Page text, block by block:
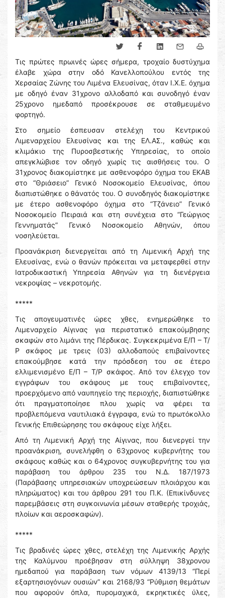
Τις πρώτες πρωινές ώρες σήμερα, τροχαίο δυστύχημα
έλαβε χώρα στην οδό Κανελλοπούλου εντός της
Χερσαίας Ζώνης του Λιμένα Ελευσίνας, όταν Ι.Χ.Ε. όχημα
με οδηγό έναν 31χρονο αλλοδαπό και συνοδηγό έναν
25χρονο ημεδαπό προσέκρουσε σε σταθμευμένο
φορτηγό.
Στο σημείο έσπευσαν στελέχη του Κεντρικού
Λιμεναρχείου Ελευσίνας και της ΕΛ.ΑΣ., καθώς και
κλιμάκιο της Πυροσβεστικής Υπηρεσίας, το οποίο
απεγκλώβισε τον οδηγό χωρίς τις αισθήσεις του. Ο
31χρονος διακομίστηκε με ασθενοφόρο όχημα του ΕΚΑΒ
στο “Θριάσειο” Γενικό Νοσοκομείο Ελευσίνας, όπου
διαπιστώθηκε ο θάνατός του. Ο συνοδηγός διακομίστηκε
με έτερο ασθενοφόρο όχημα στο “Τζάνειο” Γενικό
Νοσοκομείο Πειραιά και στη συνέχεια στο “Γεώργιος
Γεννηματάς” Γενικό Νοσοκομείο Αθηνών, όπου
νοσηλεύεται.
Προανάκριση διενεργείται από τη Λιμενική Αρχή της
Ελευσίνας, ενώ ο θανών πρόκειται να μεταφερθεί στην
Ιατροδικαστική Υπηρεσία Αθηνών για τη διενέργεια
νεκροψίας – νεκροτομής.
*****
Τις απογευματινές ώρες χθες, ενημερώθηκε το
Λιμεναρχείο Αίγινας για περιστατικό επακούμβησης
σκαφών στο λιμάνι της Πέρδικας. Συγκεκριμένα Ε/Π – Τ/
Ρ σκάφος με τρεις (03) αλλοδαπούς επιβαίνοντες
επακούμβησε κατά την πρόσδεση του σε έτερο
ελλιμενισμένο Ε/Π – Τ/Ρ σκάφος. Από τον έλεγχο τον
εγγράφων του σκάφους με τους επιβαίνοντες,
προερχόμενο από ναυπηγείο της περιοχής, διαπιστώθηκε
ότι πραγματοποίησε πλου χωρίς να φέρει τα
προβλεπόμενα ναυτιλιακά έγγραφα, ενώ το πρωτόκολλο
Γενικής Επιθεώρησης του σκάφους είχε λήξει.
Από τη Λιμενική Αρχή της Αίγινας, που διενεργεί την
προανάκριση, συνελήφθη ο 63χρονος κυβερνήτης του
σκάφους καθώς και ο 64χρονος συγκυβερνήτης του για
παράβαση του άρθρου 235 του Ν.Δ. 187/1973
(Παράβασης υπηρεσιακών υποχρεώσεων πλοιάρχου και
πληρώματος) και του άρθρου 291 του Π.Κ. (Επικίνδυνες
παρεμβάσεις στη συγκοινωνία μέσων σταθερής τροχιάς,
πλοίων και αεροσκαφών).
*****
Τις βραδινές ώρες χθες, στελέχη της Λιμενικής Αρχής
της Καλύμνου προέβησαν στη σύλληψη 38χρονου
ημεδαπού για παράβαση των νόμων 4139/13 “Περί
εξαρτησιογόνων ουσιών” και 2168/93 “Ρύθμιση θεμάτων
που αφορούν όπλα, πυρομαχικά, εκρηκτικές ύλες,